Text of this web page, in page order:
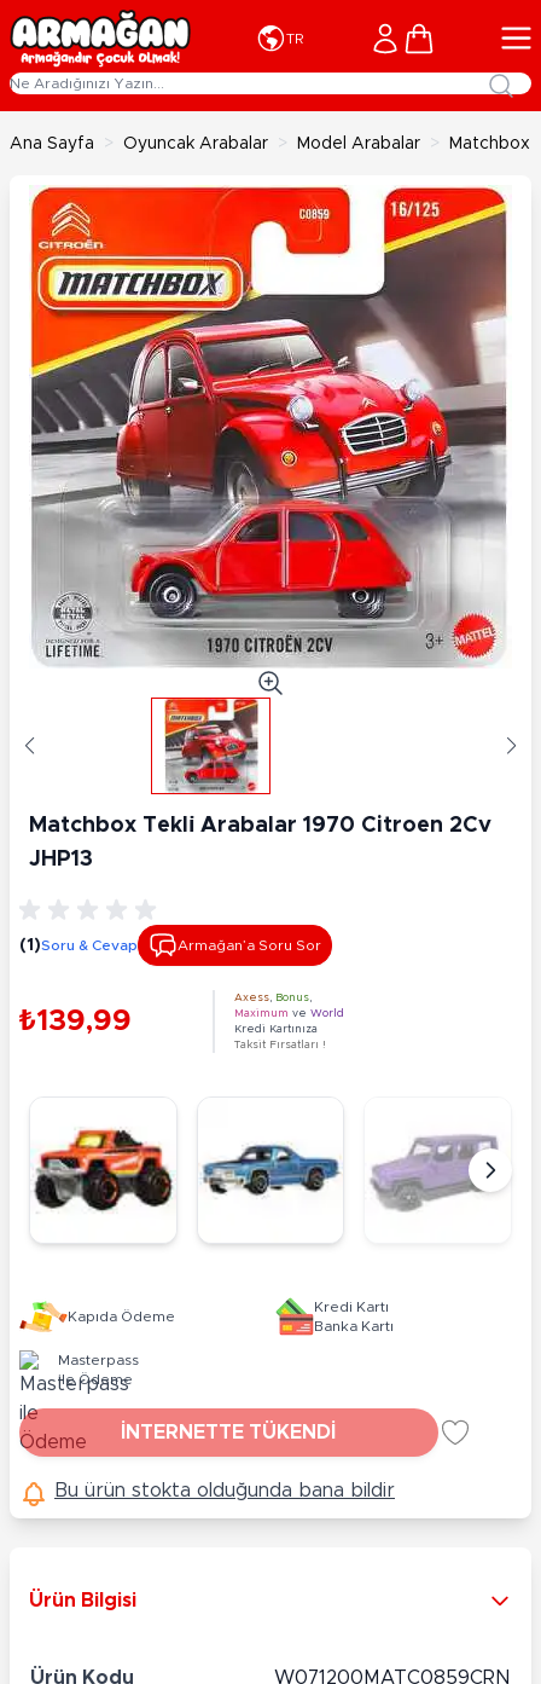
İçeriğe geç
TR Cart
Ana Sayfa > Oyuncak Arabalar > Model Arabalar > Matchbox
Matchbox Tekli̇ Arabalar 1970 Citroen 2Cv
JHP13
(1)Soru & Cevap Armağan’a Soru Sor
₺139,99
Axess Bonus
Maximum ve World
Kredi Kartınıza
Taksit Fırsatları !
Kapıda Ödeme
Kredi Kartı
Banka Kartı
Masterpass
ile Ödeme
İNTERNETTE TÜKENDİ
Bu ürün stokta olduğunda bana bildir
Ürün Bilgisi
Ürün Kodu W071200MATC0859CRN